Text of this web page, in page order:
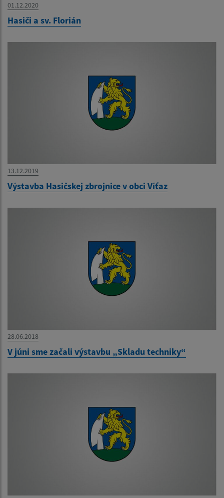
01.12.2020
Hasiči a sv. Florián
13.12.2019
Výstavba Hasičskej zbrojnice v obci Víťaz
28.06.2018
V júni sme začali výstavbu „Skladu techniky“